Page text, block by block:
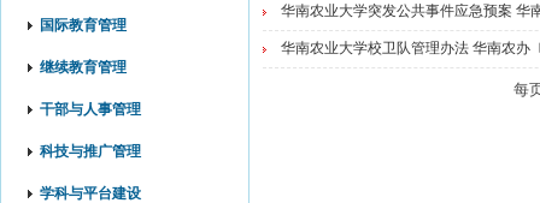
国际教育管理
继续教育管理
干部与人事管理
科技与推广管理
学科与平台建设
华南农业大学突发公共事件应急预案 华
华南农业大学校卫队管理办法 华南农办
每